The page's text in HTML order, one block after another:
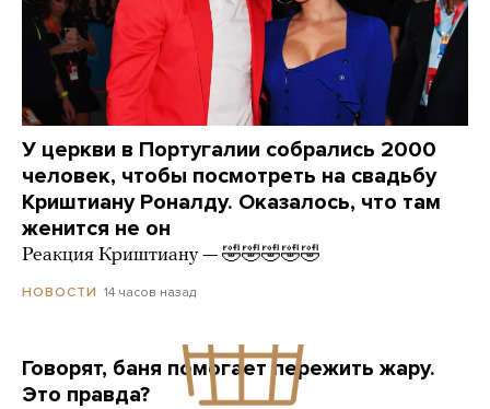
У церкви в Португалии собрались 2000
человек, чтобы посмотреть на свадьбу
Криштиану Роналду. Оказалось, что там
женится не он
Реакция Криштиану — 🤣🤣🤣🤣🤣
НОВОСТИ 14 часов назад
Говорят, баня помогает пережить жару.
Это правда?